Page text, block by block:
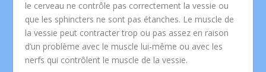
le cerveau ne contrôle pas correctement la vessie ou
que les sphincters ne sont pas étanches. Le muscle de
la vessie peut contracter trop ou pas assez en raison
d’un problème avec le muscle lui-même ou avec les
nerfs qui contrôlent le muscle de la vessie.